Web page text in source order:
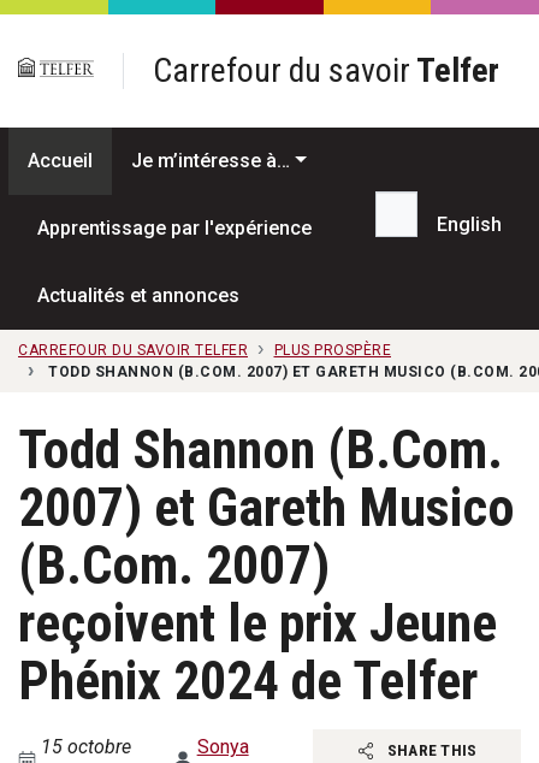
Passer au contenu principal
Carrefour du savoir Telfer
Accueil Je m’intéresse à…
Apprentissage par l'expérience
Actualités et annonces
Recherche...
English
CARREFOUR DU SAVOIR TELFER
PLUS PROSPÈRE
TODD SHANNON (B.COM. 2007) ET GARETH MUSICO (B.COM.
Todd Shannon (B.Com.
2007) et Gareth Musico
(B.Com. 2007)
reçoivent le prix Jeune
Phénix 2024 de Telfer
15 octobre
Sonya
SHARE THIS